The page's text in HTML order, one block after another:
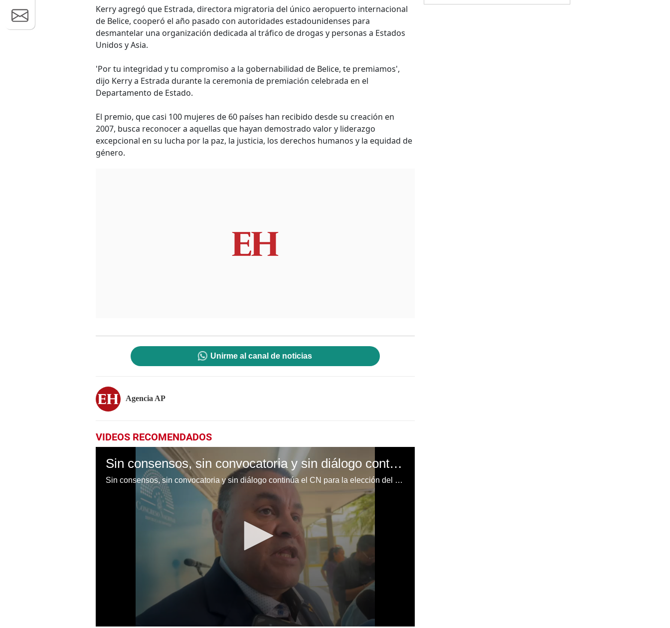
Kerry agregó que Estrada, directora migratoria del único aeropuerto internacional
de Belice, cooperó el año pasado con autoridades estadounidenses para
desmantelar una organización dedicada al tráfico de drogas y personas a Estados
Unidos y Asia.
'Por tu integridad y tu compromiso a la gobernabilidad de Belice, te premiamos',
dijo Kerry a Estrada durante la ceremonia de premiación celebrada en el
Departamento de Estado.
El premio, que casi 100 mujeres de 60 países han recibido desde su creación en
2007, busca reconocer a aquellas que hayan demostrado valor y liderazgo
excepcional en su lucha por la paz, la justicia, los derechos humanos y la equidad de
género.
Unirme al canal de noticias
Agencia AP
VIDEOS RECOMENDADOS
Sin consensos, sin convocatoria y sin diálogo continúa el CN para la elección del fiscal general y adjunto
Sin consensos, sin convocatoria y sin diálogo continúa el CN para la elección del fiscal general y adjunto.